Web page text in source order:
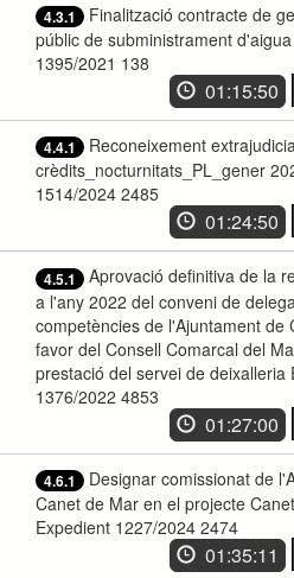
4.3.1
Finalització contracte de
públic de subministrament
1395/2021 138
01:15:50
4.4.1
Reconeixement
crèdits_nocturnitats_PL_gener
1514/2024 2485
01:24:50
4.5.1
Aprovació definitiva de la
a l'any 2022 del conveni de
competències de l'Ajuntament de
favor del Consell Comarcal del
prestació del servei de deixalleria
1376/2022 4853
01:27:00
4.6.1
Designar comissionat de
Canet de Mar en el projecte
Expedient 1227/2024 2474
01:35:11